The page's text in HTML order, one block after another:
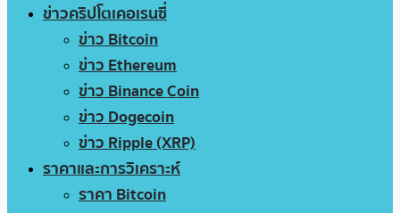
ข่าวคริปโตเคอเรนซี่
ข่าว Bitcoin
ข่าว Ethereum
ข่าว Binance Coin
ข่าว Dogecoin
ข่าว Ripple (XRP)
ราคาและการวิเคราะห์
ราคา Bitcoin